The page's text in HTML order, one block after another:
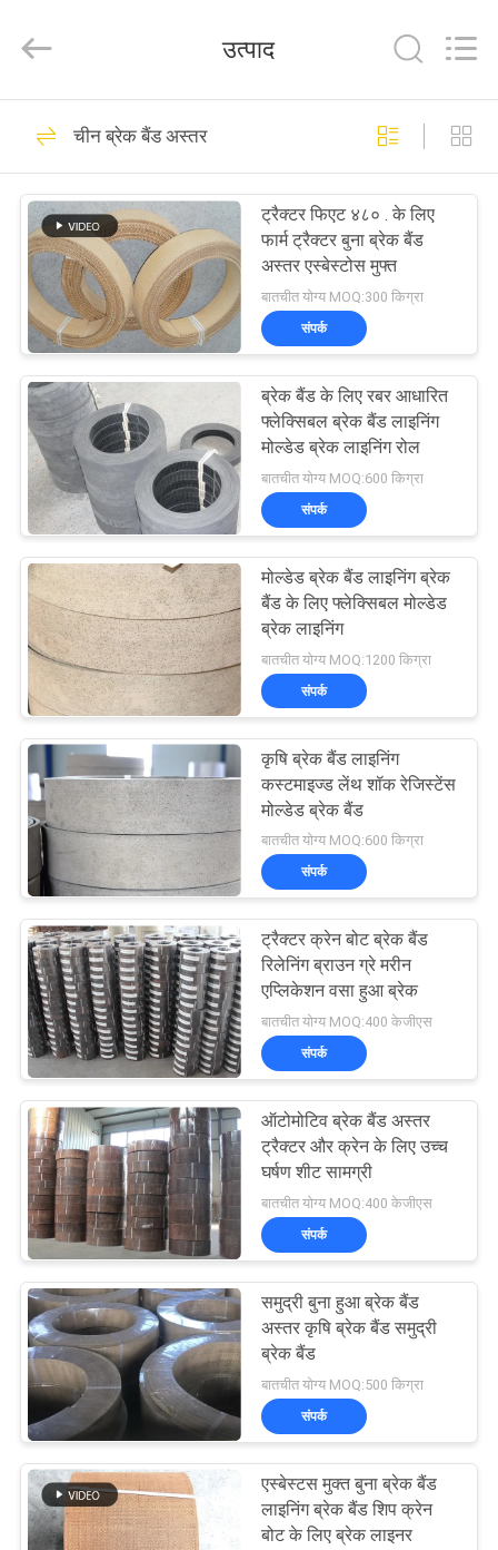
उत्पादों
हमारे
बारे
कारखाना
भ्रमण
गुणवत्ता
नियंत्रण
संपर्क
करें
एक
उद्धरण
की
विनती
करे
साइटमैप
PRIVACY
POLICY
Reserved.
ब्रेक लाइनिंग रोल
42
ब्रेक रोल अस्तर
23
बुना ब्रेक अस्तर रोल
25
ब्रेक ब्लॉक सामग्री
बुना ब्रेक अस्तर सामग्री
32
औद्योगिक ब्रेक अस्तर
29
उत्पाद
चीन ब्रेक बैंड अस्तर
ट्रैक्टर फिएट ४८० . के लिए
फार्म ट्रैक्टर बुना ब्रेक बैंड
अस्तर एस्बेस्टोस मुफ्त
बातचीत योग्य MOQ:300 किग्रा
संपर्क
ब्रेक बैंड के लिए रबर आधारित
फ्लेक्सिबल ब्रेक बैंड लाइनिंग
मोल्डेड ब्रेक लाइनिंग रोल
बातचीत योग्य MOQ:600 किग्रा
संपर्क
मोल्डेड ब्रेक बैंड लाइनिंग ब्रेक
बैंड के लिए फ्लेक्सिबल मोल्डेड
ब्रेक लाइनिंग
बातचीत योग्य MOQ:1200 किग्रा
संपर्क
कृषि ब्रेक बैंड लाइनिंग
कस्टमाइज्ड लेंथ शॉक रेजिस्टेंस
मोल्डेड ब्रेक बैंड
बातचीत योग्य MOQ:600 किग्रा
संपर्क
ट्रैक्टर क्रेन बोट ब्रेक बैंड
रिलेनिंग ब्राउन ग्रे मरीन
एप्लिकेशन वसा हुआ ब्रेक
बातचीत योग्य MOQ:400 केजीएस
संपर्क
ऑटोमोटिव ब्रेक बैंड अस्तर
ट्रैक्टर और क्रेन के लिए उच्च
घर्षण शीट सामग्री
बातचीत योग्य MOQ:400 केजीएस
संपर्क
समुद्री बुना हुआ ब्रेक बैंड
अस्तर कृषि ब्रेक बैंड समुद्री
ब्रेक बैंड
बातचीत योग्य MOQ:500 किग्रा
संपर्क
एस्बेस्टस मुक्त बुना ब्रेक बैंड
लाइनिंग ब्रेक बैंड शिप क्रेन
बोट के लिए ब्रेक लाइनर